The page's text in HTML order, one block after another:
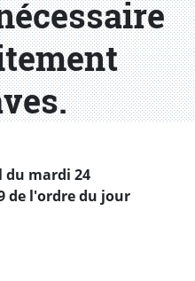
du mardi 24
de l'ordre du jour